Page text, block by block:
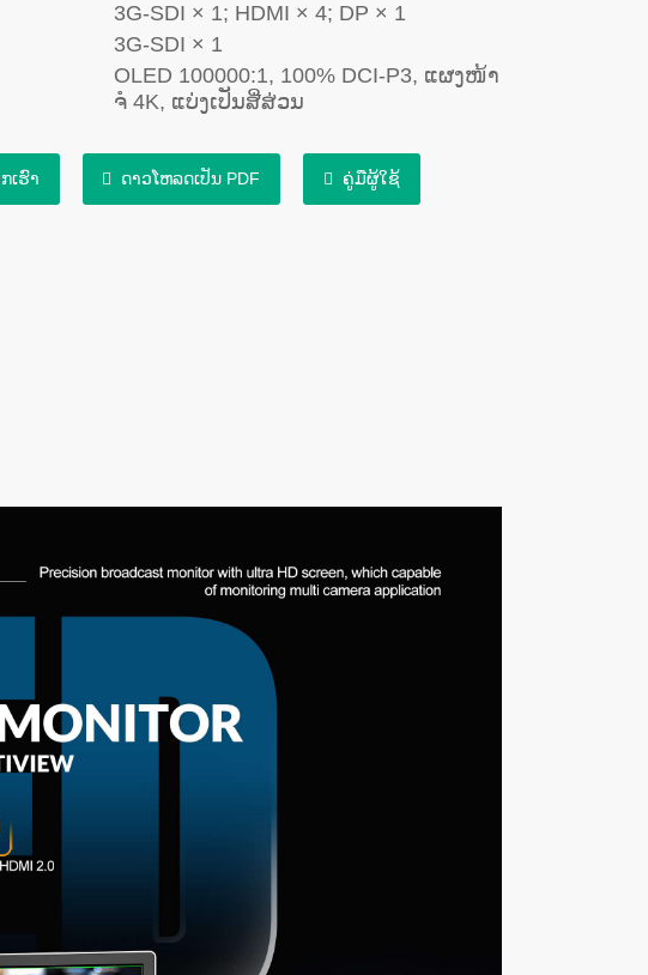
3G-SDI × 1; HDMI × 4; DP × 1
3G-SDI × 1
OLED 100000:1, 100% DCI-P3, ແຜງໜ້າ
ຈໍ 4K, ແບ່ງເປັນສີ່ສ່ວນ
ເຮົາ ດາວໂຫລດເປັນ PDF ຄູ່ມືຜູ້ໃຊ້